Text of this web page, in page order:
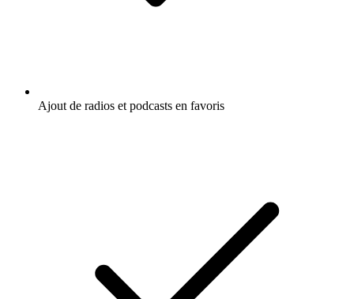
Ajout de radios et podcasts en favoris